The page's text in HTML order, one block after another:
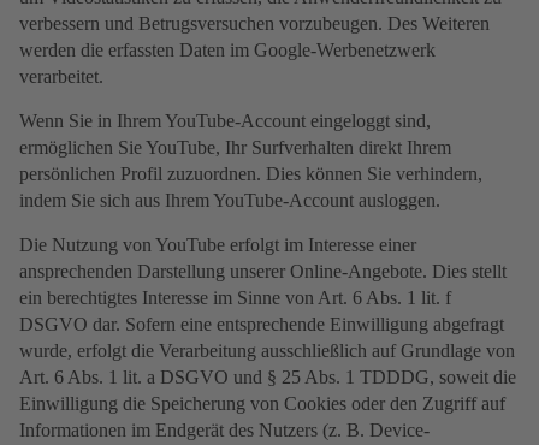
verbessern und Betrugsversuchen vorzubeugen. Des Weiteren
werden die erfassten Daten im Google-Werbenetzwerk
verarbeitet.
Wenn Sie in Ihrem YouTube-Account eingeloggt sind,
ermöglichen Sie YouTube, Ihr Surfverhalten direkt Ihrem
persönlichen Profil zuzuordnen. Dies können Sie verhindern,
indem Sie sich aus Ihrem YouTube-Account ausloggen.
Die Nutzung von YouTube erfolgt im Interesse einer
ansprechenden Darstellung unserer Online-Angebote. Dies stellt
ein berechtigtes Interesse im Sinne von Art. 6 Abs. 1 lit. f
DSGVO dar. Sofern eine entsprechende Einwilligung abgefragt
wurde, erfolgt die Verarbeitung ausschließlich auf Grundlage von
Art. 6 Abs. 1 lit. a DSGVO und § 25 Abs. 1 TDDDG, soweit die
Einwilligung die Speicherung von Cookies oder den Zugriff auf
Informationen im Endgerät des Nutzers (z. B. Device-